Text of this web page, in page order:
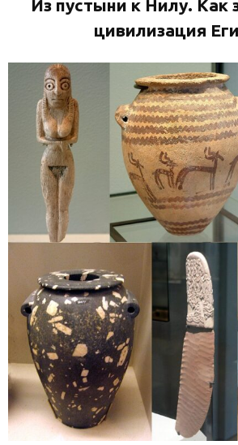
Из пустыни к Нилу. Как
цивилизация